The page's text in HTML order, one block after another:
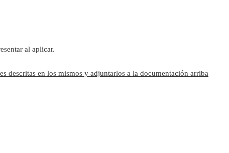
al aplicar.
descritas en los mismos y adjuntarlos a la documentación arriba